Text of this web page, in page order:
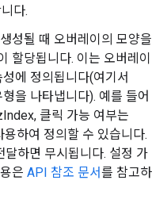
다.
성될 때 오버레이의 모양을
할당됩니다. 이는 오버레이
성에 정의됩니다(여기서
을 나타냅니다). 예를 들어
클릭 가능 여부는
용하여 정의할 수 있습니다.
달하면 무시됩니다. 설정 가
은 API 참조 문서를 참고하